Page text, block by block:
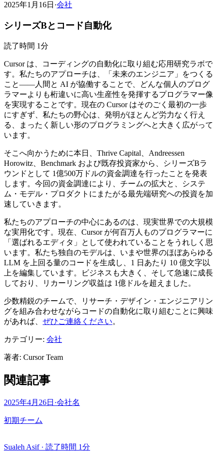
2025年1月16日 ·会社
シリーズBとコード自動化
読了時間 1分
Cursor は、コーディングの自動化に取り組む応用研究ラボで
す。私たちのアプローチは、「未来のエンジニア」をつくる
こと——人間と AI が協働することで、どんな個人のプログ
ラマーよりも桁違いに高い生産性を発揮するプログラマー像
を実現することです。現在の Cursor はそのごく最初の一歩
にすぎず、私たちの野心は、発明がほとんど労力なく行え
る、まったく新しい形のプログラミングへと大きく広がって
います。
そこへ向かうために本日、Thrive Capital、Andreessen
Horowitz、Benchmark および既存投資家から、シリーズBラ
ウンドとして 1億500万ドルの資金調達を行ったことを発表
します。今回の資金調達により、チームの拡大と、システ
ム・モデル・プロダクトにまたがる最先端研究への投資を加
速していきます。
私たちのアプローチの中心にあるのは、現実世界での大規模
な実用化です。現在、Cursor が何百万人ものプログラマーに
「選ばれるエディタ」として使われていることをうれしく思
います。私たち独自のモデルは、いまや世界のほぼあらゆる
LLM を上回る量のコードを生成し、1 日あたり 10 億文字以
上を編集しています。ビジネスも大きく、そして急速に成長
しており、リカーリング収益は 1億ドルを超えました。
少数精鋭のチームで、リサーチ・デザイン・エンジニアリン
グを組み合わせながらコードの自動化に取り組むことに興味
があれば、 ぜひご連絡ください。
カテゴリー: 会社
著者: Cursor Team
関連記事
2025年4月26日 ·会社名
初期チーム
Sualeh Asif· 読了時間 1分